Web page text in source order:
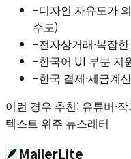
−디자인 자유도가
수도)
−전자상거래·복잡
−한국어 UI 부분 지
−한국 결제·세금계
이런 경우 추천: 유튜버·
텍스트 위주 뉴스레터
🪶MailerLite